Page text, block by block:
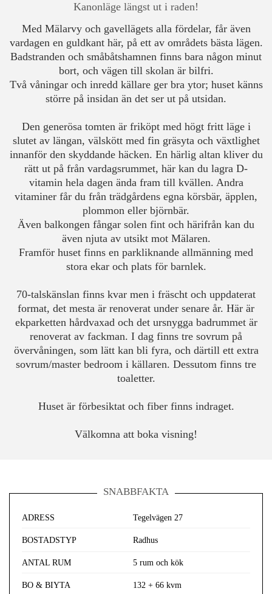
Kanonläge längst ut i raden!
Med Mälarvy och gavellägets alla fördelar, får även
vardagen en guldkant här, på ett av områdets bästa lägen.
Badstranden och småbåtshamnen finns bara någon minut
bort, och vägen till skolan är bilfri.
Två våningar och inredd källare ger bra ytor; huset känns
större på insidan än det ser ut på utsidan.
Den generösa tomten är friköpt med högt fritt läge i
slutet av längan, välskött med fin gräsyta och växtlighet
innanför den skyddande häcken. En härlig altan kliver du
rätt ut på från vardagsrummet, här kan du lagra D-
vitamin hela dagen ända fram till kvällen. Andra
vitaminer får du från trädgårdens egna körsbär, äpplen,
plommon eller björnbär.
Även balkongen fångar solen fint och härifrån kan du
även njuta av utsikt mot Mälaren.
Framför huset finns en parkliknande allmänning med
stora ekar och plats för barnlek.
70-talskänslan finns kvar men i fräscht och uppdaterat
format, det mesta är renoverat under senare år. Här är
ekparketten hårdvaxad och det ursnygga badrummet är
renoverat av fackman. I dag finns tre sovrum på
övervåningen, som lätt kan bli fyra, och därtill ett extra
sovrum/master bedroom i källaren. Dessutom finns tre
toaletter.
Huset är förbesiktat och fiber finns indraget.
Välkomna att boka visning!
SNABBFAKTA
ADRESS Tegelvägen 27
BOSTADSTYP Radhus
ANTAL RUM 5 rum och kök
BO & BIYTA 132 + 66 kvm